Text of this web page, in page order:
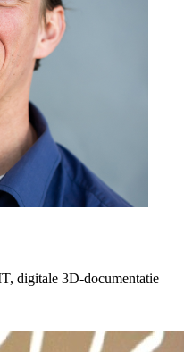
digitale 3D-documentatie